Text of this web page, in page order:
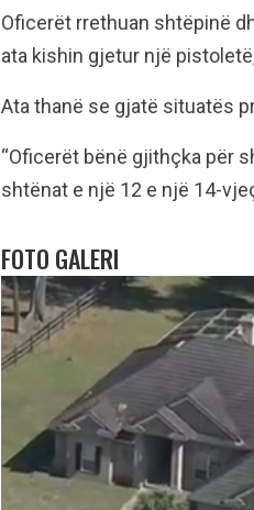
Oficerët rrethuan shtëpinë
ata kishin gjetur një
Ata thanë se gjatë situatës
“Oficerët bënë gjithçka për
shtënat e një 12 e një 14-
FOTO GALERI